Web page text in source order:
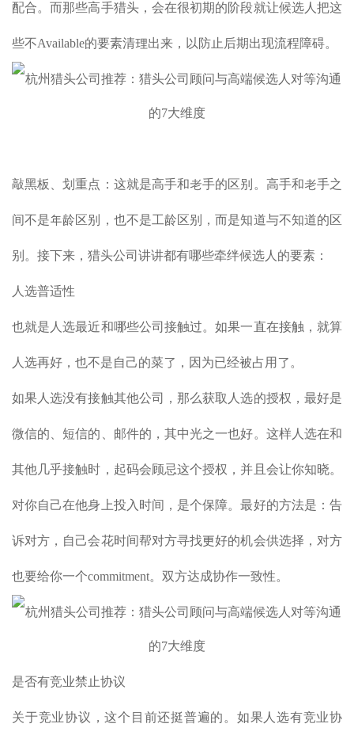
配合。而那些高手猎头，会在很初期的阶段就让候选人把这
些不Available的要素清理出来，以防止后期出现流程障碍。
敲黑板、划重点：这就是高手和老手的区别。高手和老手之
间不是年龄区别，也不是工龄区别，而是知道与不知道的区
别。接下来，猎头公司讲讲都有哪些牵绊候选人的要素：
人选普适性
也就是人选最近和哪些公司接触过。如果一直在接触，就算
人选再好，也不是自己的菜了，因为已经被占用了。
如果人选没有接触其他公司，那么获取人选的授权，最好是
微信的、短信的、邮件的，其中光之一也好。这样人选在和
其他几乎接触时，起码会顾忌这个授权，并且会让你知晓。
对你自己在他身上投入时间，是个保障。最好的方法是：告
诉对方，自己会花时间帮对方寻找更好的机会供选择，对方
也要给你一个commitment。双方达成协作一致性。
是否有竞业禁止协议
关于竞业协议，这个目前还挺普遍的。如果人选有竞业协